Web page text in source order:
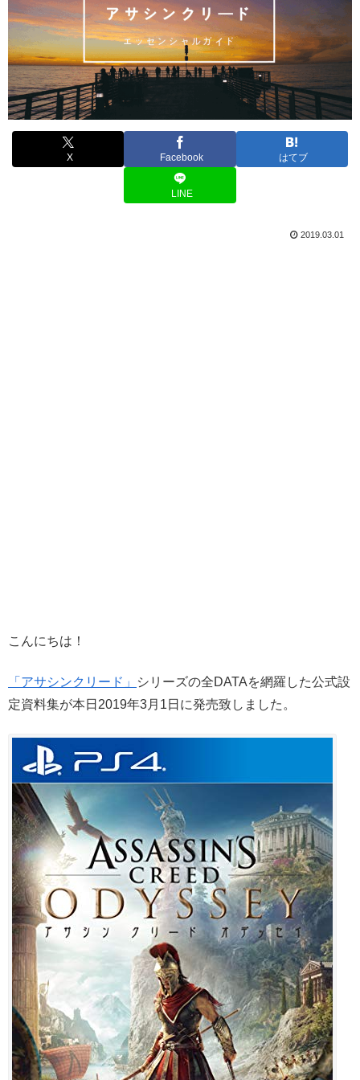
X Facebook はてブ
LINE
2019.03.01
こんにちは！
「アサシンクリード」
シリーズの全DATAを網羅した公式設
定資料集が本日2019年3月1日に発売致しました。